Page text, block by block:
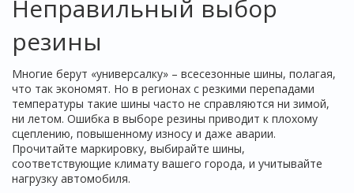
Неправильный выбор
резины
Многие берут «универсалку» – всесезонные шины, полагая,
что так экономят. Но в регионах с резкими перепадами
температуры такие шины часто не справляются ни зимой,
ни летом. Ошибка в выборе резины приводит к плохому
сцеплению, повышенному износу и даже аварии.
Прочитайте маркировку, выбирайте шины,
соответствующие климату вашего города, и учитывайте
нагрузку автомобиля.